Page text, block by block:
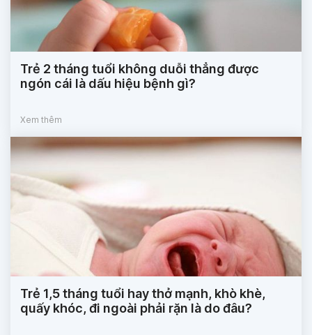
Trẻ 2 tháng tuổi không duỗi thẳng được
ngón cái là dấu hiệu bệnh gì?
Xem thêm
Trẻ 1,5 tháng tuổi hay thở mạnh, khò khè,
quấy khóc, đi ngoài phải rặn là do đâu?